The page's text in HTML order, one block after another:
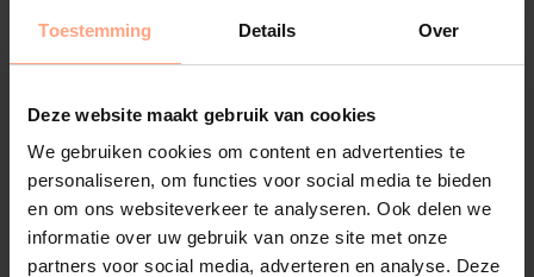
Toestemming Details Over
Deze website maakt gebruik van cookies
We gebruiken cookies om content en advertenties te
personaliseren, om functies voor social media te bieden
en om ons websiteverkeer te analyseren. Ook delen we
informatie over uw gebruik van onze site met onze
partners voor social media, adverteren en analyse. Deze